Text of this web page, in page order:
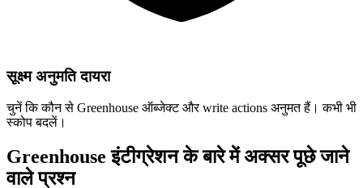
सूक्ष्म अनुमति दायरा
चुनें कि कौन से Greenhouse ऑब्जेक्ट और write actions अनुमत हैं। कभी भी
स्कोप बदलें।
Greenhouse इंटीग्रेशन के बारे में अक्सर पूछे जाने
वाले प्रश्न